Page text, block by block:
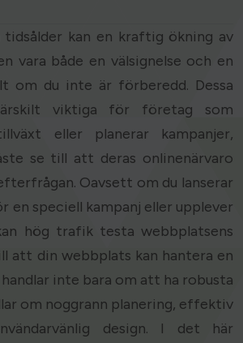
tidsålder kan en kraftig ökning av
vara både en välsignelse och en
om du inte är förberedd. Dessa
viktiga för företag som
eller planerar kampanjer,
se till att deras onlinenärvaro
Oavsett om du lanserar
en speciell kampanj eller upplever
hög trafik testa webbplatsens
att din webbplats kan hantera en
inte bara om att ha robusta
om noggrann planering, effektiv
design. I det här